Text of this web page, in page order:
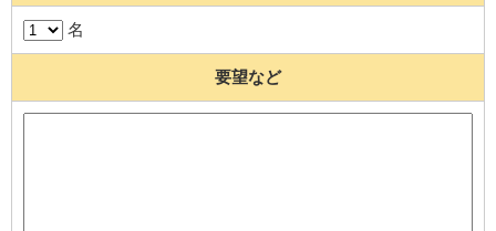
名
要望など